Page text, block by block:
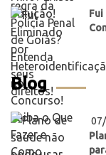
Blog